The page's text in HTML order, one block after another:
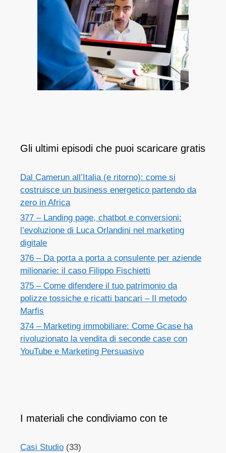
Gli ultimi episodi che puoi scaricare gratis
Dal Camerun all’Italia (e ritorno): come si
costruisce un business energetico partendo da
zero in Africa
377 – Landing page, chatbot e conversioni:
l’evoluzione di Luca Orlandini nel marketing
digitale
376 – Da porta a porta a consulente per aziende
milionarie: il caso Filippo Fischietti
375 – Come difendere il tuo patrimonio da
polizze tossiche e ricatti bancari – Il metodo
Marfis
374 – Marketing immobiliare: Come Gcase ha
rivoluzionato la vendita di seconde case con
YouTube e Marketing Persuasivo
I materiali che condiviamo con te
Casi Studio (33)